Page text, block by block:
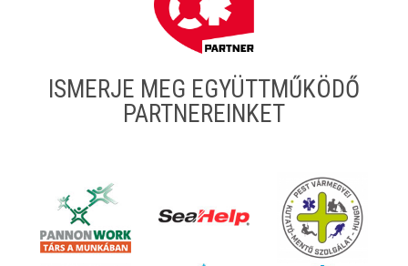
ISMERJE MEG EGYÜTTMŰKÖDŐ
PARTNEREINKET